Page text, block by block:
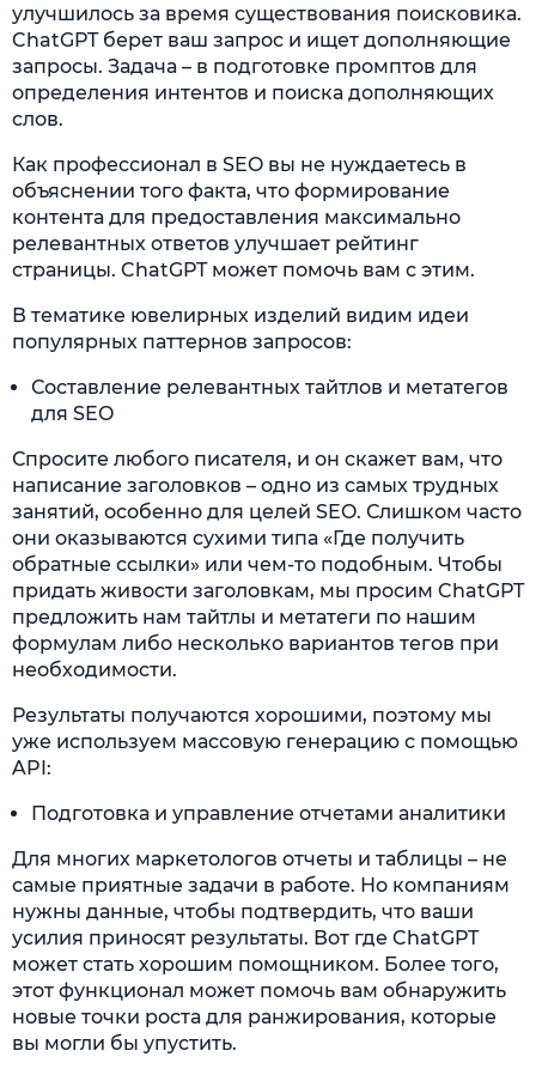
улучшилось за время существования поисковика.
ChatGPT берет ваш запрос и ищет дополняющие
запросы. Задача – в подготовке промптов для
определения интентов и поиска дополняющих
слов.
Как профессионал в SEO вы не нуждаетесь в
объяснении того факта, что формирование
контента для предоставления максимально
релевантных ответов улучшает рейтинг
страницы. ChatGPT может помочь вам с этим.
В тематике ювелирных изделий видим идеи
популярных паттернов запросов:
Составление релевантных тайтлов и метатегов
для SEO
Спросите любого писателя, и он скажет вам, что
написание заголовков – одно из самых трудных
занятий, особенно для целей SEO. Слишком часто
они оказываются сухими типа «Где получить
обратные ссылки» или чем-то подобным. Чтобы
придать живости заголовкам, мы просим ChatGPT
предложить нам тайтлы и метатеги по нашим
формулам либо несколько вариантов тегов при
необходимости.
Результаты получаются хорошими, поэтому мы
уже используем массовую генерацию с помощью
API:
Подготовка и управление отчетами аналитики
Для многих маркетологов отчеты и таблицы – не
самые приятные задачи в работе. Но компаниям
нужны данные, чтобы подтвердить, что ваши
усилия приносят результаты. Вот где ChatGPT
может стать хорошим помощником. Более того,
этот функционал может помочь вам обнаружить
новые точки роста для ранжирования, которые
вы могли бы упустить.